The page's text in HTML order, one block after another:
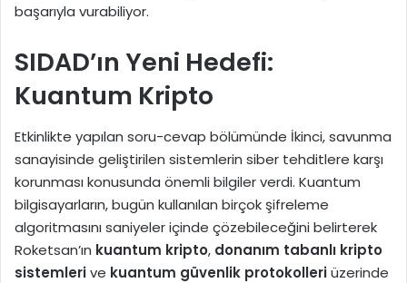
başarıyla vurabiliyor.
SIDAD’ın Yeni Hedefi:
Kuantum Kripto
Etkinlikte yapılan soru-cevap bölümünde İkinci, savunma
sanayisinde geliştirilen sistemlerin siber tehditlere karşı
korunması konusunda önemli bilgiler verdi. Kuantum
bilgisayarların, bugün kullanılan birçok şifreleme
algoritmasını saniyeler içinde çözebileceğini belirterek
Roketsan’ın kuantum kripto, donanım tabanlı kripto
sistemlerive kuantum güvenlik protokolleriüzerinde